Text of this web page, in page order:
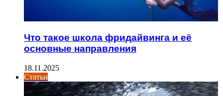
Что такое школа фридайвинга и её
основные направления
18.11.2025
Статьи